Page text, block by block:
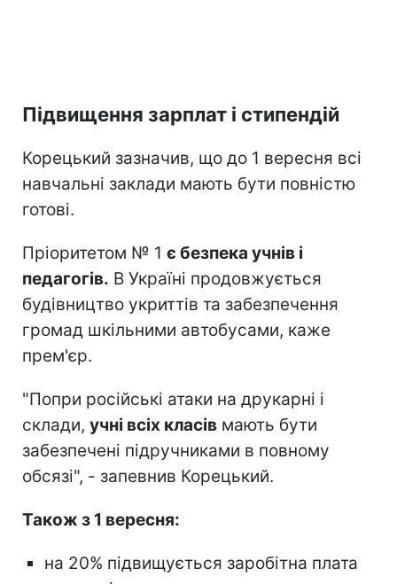
Підвищення зарплат і стипендій
Корецький зазначив, що до 1 вересня всі
навчальні заклади мають бути повністю
готові.
Пріоритетом № 1 є безпека учнів і
педагогів. В Україні продовжується
будівництво укриттів та забезпечення
громад шкільними автобусами, каже
прем'єр.
"Попри російські атаки на друкарні і
склади, учні всіх класів мають бути
забезпечені підручниками в повному
обсязі", - запевнив Корецький.
Також з 1 вересня:
на 20% підвищується заробітна плата